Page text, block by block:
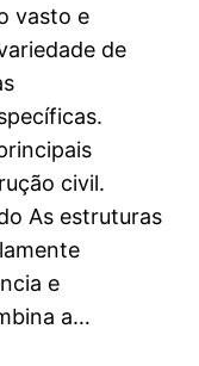
vasto e
de
civil.
As estruturas
e
a…